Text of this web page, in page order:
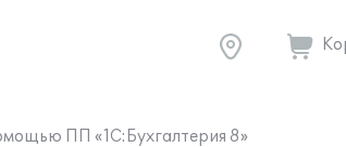
ПП «1С:Бухгалтерия 8»